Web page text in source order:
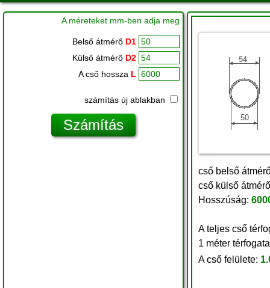
A méreteket mm-ben adja meg
Belső átmérő D1
Külső átmérő D2
A cső hossza L
számítás új ablakban